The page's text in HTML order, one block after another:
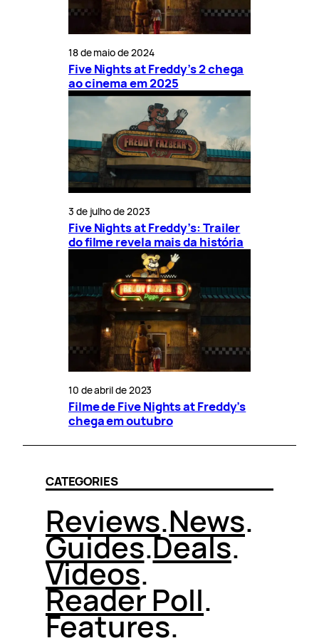
18 de maio de 2024
Five Nights at Freddy’s 2 chega
ao cinema em 2025
3 de julho de 2023
Five Nights at Freddy’s: Trailer
do filme revela mais da história
10 de abril de 2023
Filme de Five Nights at Freddy’s
chega em outubro
CATEGORIES
Reviews.News.
Guides.Deals.
Videos.
Reader Poll.
Features.